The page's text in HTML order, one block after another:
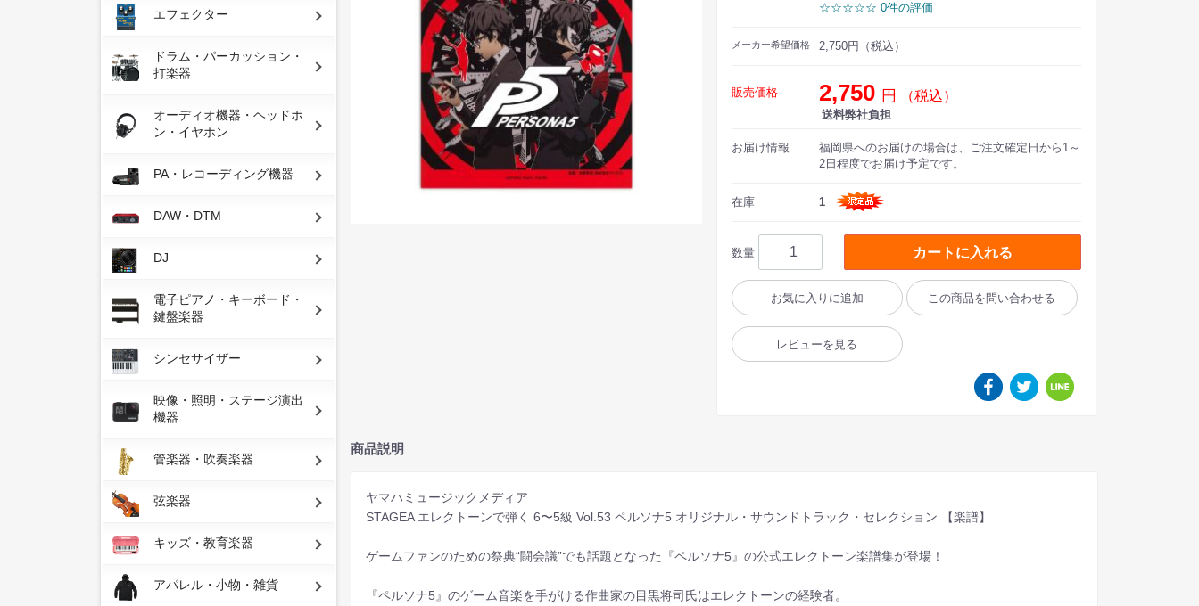
エフェクター
ドラム・パーカッション・
打楽器
オーディオ機器・ヘッドホ
ン・イヤホン
PA・レコーディング機器
DAW・DTM
DJ
電子ピアノ・キーボード・
鍵盤楽器
シンセサイザー
映像・照明・ステージ演出
機器
管楽器・吹奏楽器
弦楽器
キッズ・教育楽器
アパレル・小物・雑貨
☆☆☆☆☆ 0件の評価
メーカー希望価格 2,750円（税込）
販売価格 2,750 円 （税込）
送料弊社負担
お届け情報
福岡県へのお届けの場合は、ご注文確定日から1～
2日程度でお届け予定です。
在庫 1
数量 カートに入れる
お気に入りに追加 この商品を問い合わせる
レビューを見る
商品説明
ヤマハミュージックメディア
STAGEA エレクトーンで弾く 6〜5級 Vol.53 ペルソナ5 オリジナル・サウンドトラック・セレクション 【楽譜】
ゲームファンのための祭典“闘会議”でも話題となった『ペルソナ5』の公式エレクトーン楽譜集が登場！
『ペルソナ5』のゲーム音楽を手がける作曲家の目黒将司氏はエレクトーンの経験者。